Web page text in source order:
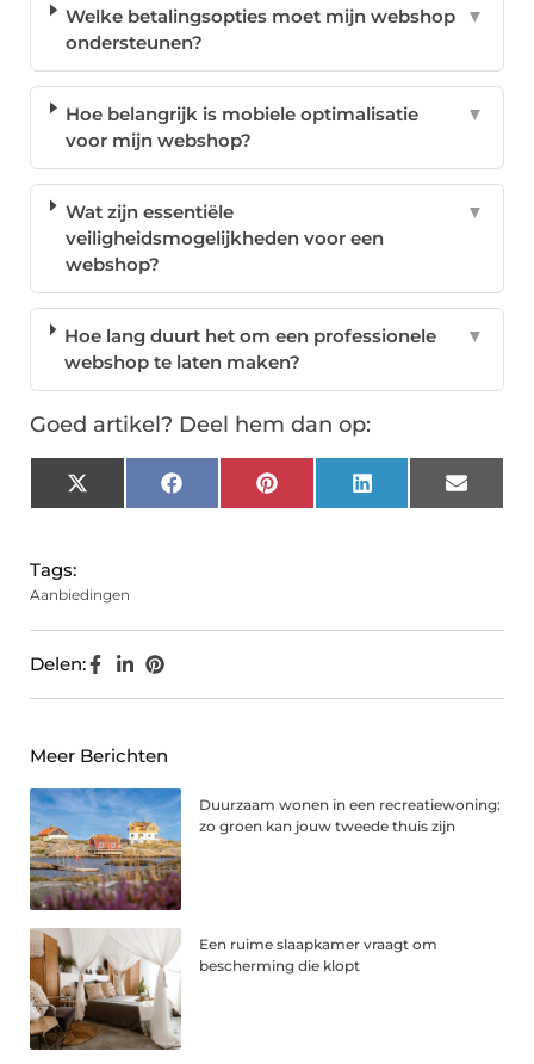
Welke betalingsopties moet mijn webshop
ondersteunen?
▼
Hoe belangrijk is mobiele optimalisatie
voor mijn webshop?
▼
Wat zijn essentiële
veiligheidsmogelijkheden voor een
webshop?
▼
Hoe lang duurt het om een professionele
webshop te laten maken?
▼
Goed artikel? Deel hem dan op:
X
(Twitter)
FacebookPinterest LinkedIn Email
Tags:
Aanbiedingen
Delen:
Meer Berichten
Duurzaam wonen in een recreatiewoning:
zo groen kan jouw tweede thuis zijn
Een ruime slaapkamer vraagt om
bescherming die klopt